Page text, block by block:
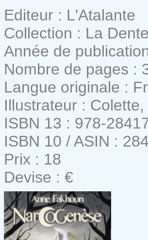
Editeur : L'Atalante
Collection : La
Année de
Nombre de pages :
Langue originale :
Illustrateur :
ISBN 13 : 978-
ISBN 10 / ASIN :
Prix : 18
Devise : €